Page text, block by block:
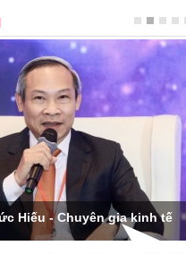
Hiếu - Chuyên gia kinh tế